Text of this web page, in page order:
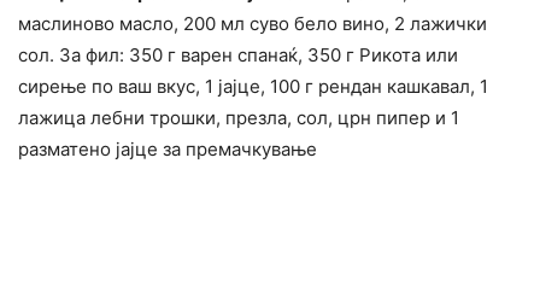
маслиново масло, 200 мл суво бело вино, 2 лажички
сол. За фил: 350 г варен спанаќ, 350 г Рикота или
сирење по ваш вкус, 1 јајце, 100 г рендан кашкавал, 1
лажица лебни трошки, презла, сол, црн пипер и 1
разматено јајце за премачкување